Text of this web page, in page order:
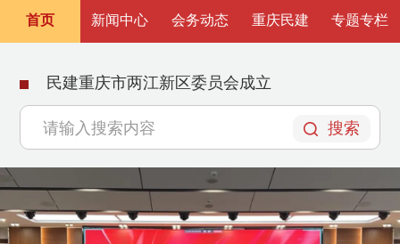
首页 新闻中心 会务动态 重庆民建 专题专栏
民建重庆市两江新区委员会成立
搜索